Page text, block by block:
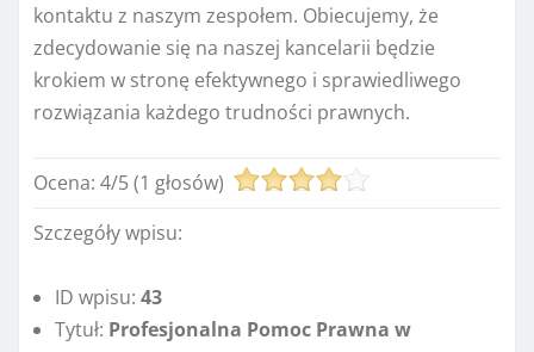
kontaktu z naszym zespołem. Obiecujemy, że
zdecydowanie się na naszej kancelarii będzie
krokiem w stronę efektywnego i sprawiedliwego
rozwiązania każdego trudności prawnych.
Ocena: 4/5(1 głosów)
Szczegóły wpisu:
ID wpisu: 43
Tytuł: Profesjonalna Pomoc Prawna w